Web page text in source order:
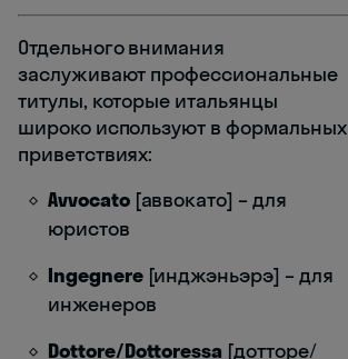
Отдельного внимания
заслуживают профессиональные
титулы, которые итальянцы
широко используют в формальных
приветствиях:
Avvocato[аввокато] – для
юристов
Ingegnere[инджэньэрэ] – для
инженеров
Dottore/Dottoressa [дотторе/